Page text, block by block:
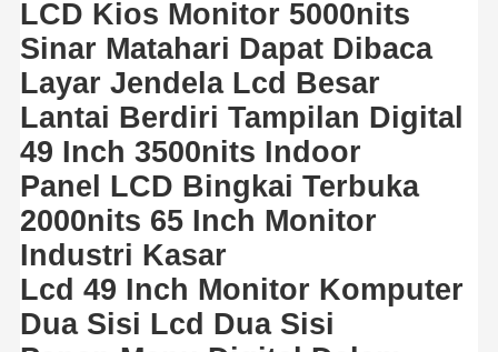
LCD Kios Monitor 5000nits
Sinar Matahari Dapat Dibaca
Layar Jendela Lcd Besar
Lantai Berdiri Tampilan Digital
49 Inch 3500nits Indoor
Panel LCD Bingkai Terbuka
2000nits 65 Inch Monitor
Industri Kasar
Lcd 49 Inch Monitor Komputer
Dua Sisi Lcd Dua Sisi